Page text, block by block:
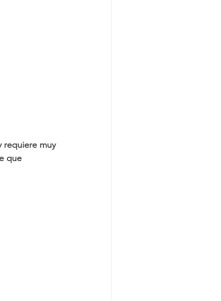
requiere muy
que